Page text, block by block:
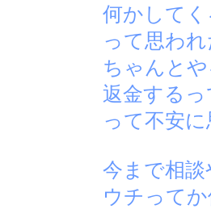
何かして
って思わ
ちゃんと
返金する
って不安
今まで相
ウチって